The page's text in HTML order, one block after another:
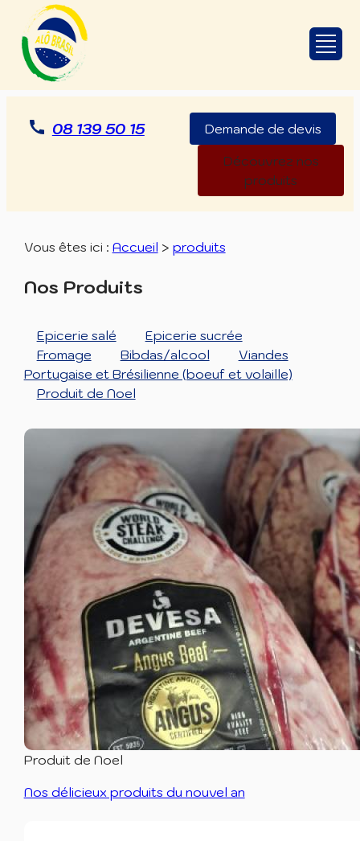
08 139 50 15
Demande de devis
Découvrez nos
produits
Vous êtes ici : Accueil > produits
Nos Produits
Epicerie salé
Epicerie sucrée
Fromage
Bibdas/alcool
Viandes
Portugaise et Brésilienne (boeuf et volaille)
Produit de Noel
Produit de Noel
Nos délicieux produits du nouvel an
Panneau de gestion des cookies